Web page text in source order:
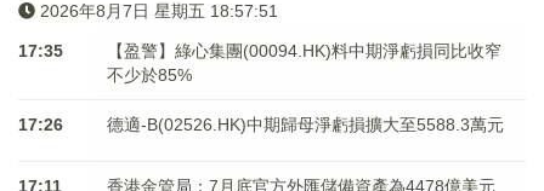
2026年8月7日 星期五 18:57:51
17:35
【盈警】綠心集團(00094.HK)料中期淨虧損同比收窄
不少於85%
17:26 德適-B(02526.HK)中期歸母淨虧損擴大至5588.3萬元
17:11 香港金管局：7月底官方外匯儲備資產為4478億美元